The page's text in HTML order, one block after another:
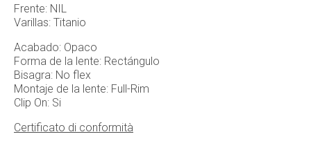
Frente: NIL
Varillas: Titanio
Acabado: Opaco
Forma de la lente: Rectángulo
Bisagra: No flex
Montaje de la lente: Full-Rim
Clip On: Si
Certificato di conformità